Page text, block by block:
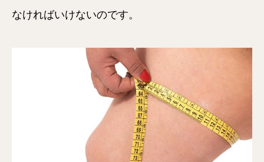
なければいけないのです。